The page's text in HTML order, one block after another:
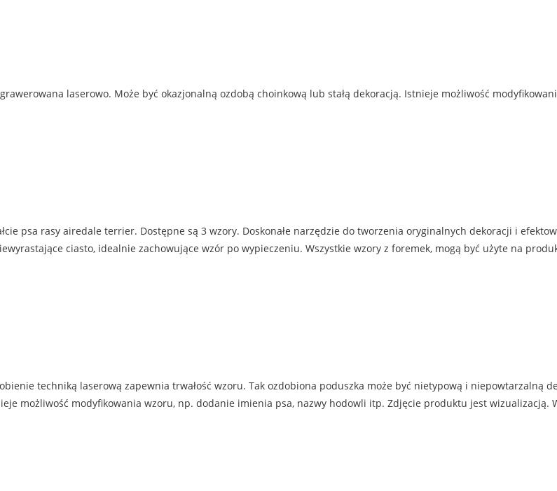
laserowo. Może być okazjonalną ozdobą choinkową lub stałą dekoracją. Istnieje możliwość
psa rasy airedale terrier. Dostępne są 3 wzory. Doskonałe narzędzie do tworzenia oryginalnych dekoracji i
ciasto, idealnie zachowujące wzór po wypieczeniu. Wszystkie wzory z foremek, mogą być użyte na
techniką laserową zapewnia trwałość wzoru. Tak ozdobiona poduszka może być nietypową i niepowtarzalną
możliwość modyfikowania wzoru, np. dodanie imienia psa, nazwy hodowli itp. Zdjęcie produktu jest wizualizacją.